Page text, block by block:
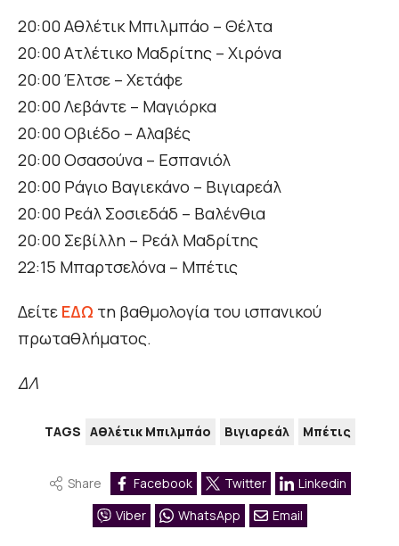
20:00 Αθλέτικ Μπιλμπάο – Θέλτα
20:00 Ατλέτικο Μαδρίτης – Χιρόνα
20:00 Έλτσε – Χετάφε
20:00 Λεβάντε – Μαγιόρκα
20:00 Οβιέδο – Αλαβές
20:00 Οσασούνα – Εσπανιόλ
20:00 Ράγιο Βαγιεκάνο – Βιγιαρεάλ
20:00 Ρεάλ Σοσιεδάδ – Βαλένθια
20:00 Σεβίλλη – Ρεάλ Μαδρίτης
22:15 Μπαρτσελόνα – Μπέτις
Δείτε ΕΔΩ τη βαθμολογία του ισπανικού
πρωταθλήματος.
ΔΛ
TAGS Αθλέτικ Μπιλμπάο Βιγιαρεάλ Μπέτις
Share Facebook Twitter
Linkedin
Viber
WhatsApp Email